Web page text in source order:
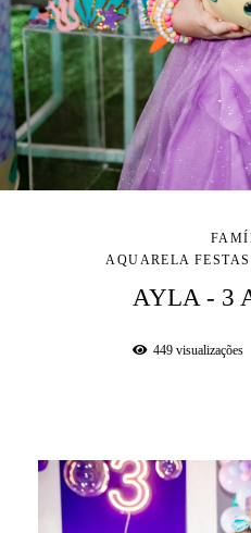
AQUARELA FESTAS
AYLA - 3
449visualizações